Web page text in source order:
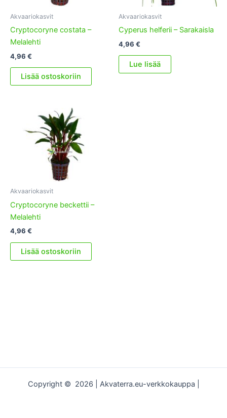
Akvaariokasvit
Cryptocoryne costata –
Melalehti
4,96 €
Lisää ostoskoriin
Akvaariokasvit
Cyperus helferii – Sarakaisla
4,96 €
Lue lisää
Akvaariokasvit
Cryptocoryne beckettii –
Melalehti
4,96 €
Lisää ostoskoriin
Copyright © 2026 | Akvaterra.eu-verkkokauppa |